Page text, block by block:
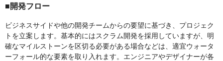
■開発フロー
ビジネスサイドや他の開発チームからの要望に基づき、プロジェク
トを立案します。基本的にはスクラム開発を採用していますが、明
確なマイルストーンを区切る必要がある場合などは、適宜ウォータ
ーフォール的な要素を取り入れます。エンジニアやデザイナーが各